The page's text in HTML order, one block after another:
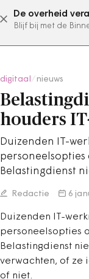
De overheid
Blijf bij met de
digitaal nieuws
houders
Duizenden IT-
Belastingdienst
Redactie 6
Duizenden IT-
personeelsopties
Belastingdienst
verwachten, of ze
of niet.